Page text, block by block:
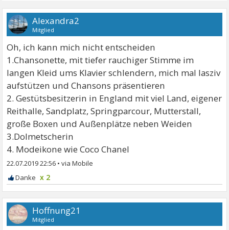
Alexandra2
Mitglied
Oh, ich kann mich nicht entscheiden
1.Chansonette, mit tiefer rauchiger Stimme im
langen Kleid ums Klavier schlendern, mich mal lasziv
aufstützen und Chansons präsentieren
2. Gestütsbesitzerin in England mit viel Land, eigener
Reithalle, Sandplatz, Springparcour, Mutterstall,
große Boxen und Außenplätze neben Weiden
3.Dolmetscherin
4. Modeikone wie Coco Chanel
22.07.2019 22:56 •
x 2
Hoffnung21
Mitglied